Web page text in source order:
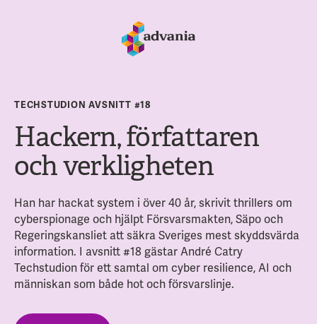
TECHSTUDION AVSNITT #18
Hackern, författaren
och verkligheten
Han har hackat system i över 40 år, skrivit thrillers om
cyberspionage och hjälpt Försvarsmakten, Säpo och
Regeringskansliet att säkra Sveriges mest skyddsvärda
information. I avsnitt #18 gästar André Catry
Techstudion för ett samtal om cyber resilience, AI och
människan som både hot och försvarslinje.